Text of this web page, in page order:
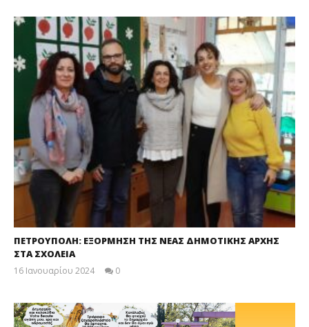
ΠΕΤΡΟΥΠΟΛΗ: ΕΞΟΡΜΗΣΗ ΤΗΣ ΝΕΑΣ ΔΗΜΟΤΙΚΗΣ ΑΡΧΗΣ
ΣΤΑ ΣΧΟΛΕΙΑ
16 Ιανουαρίου 2024
0